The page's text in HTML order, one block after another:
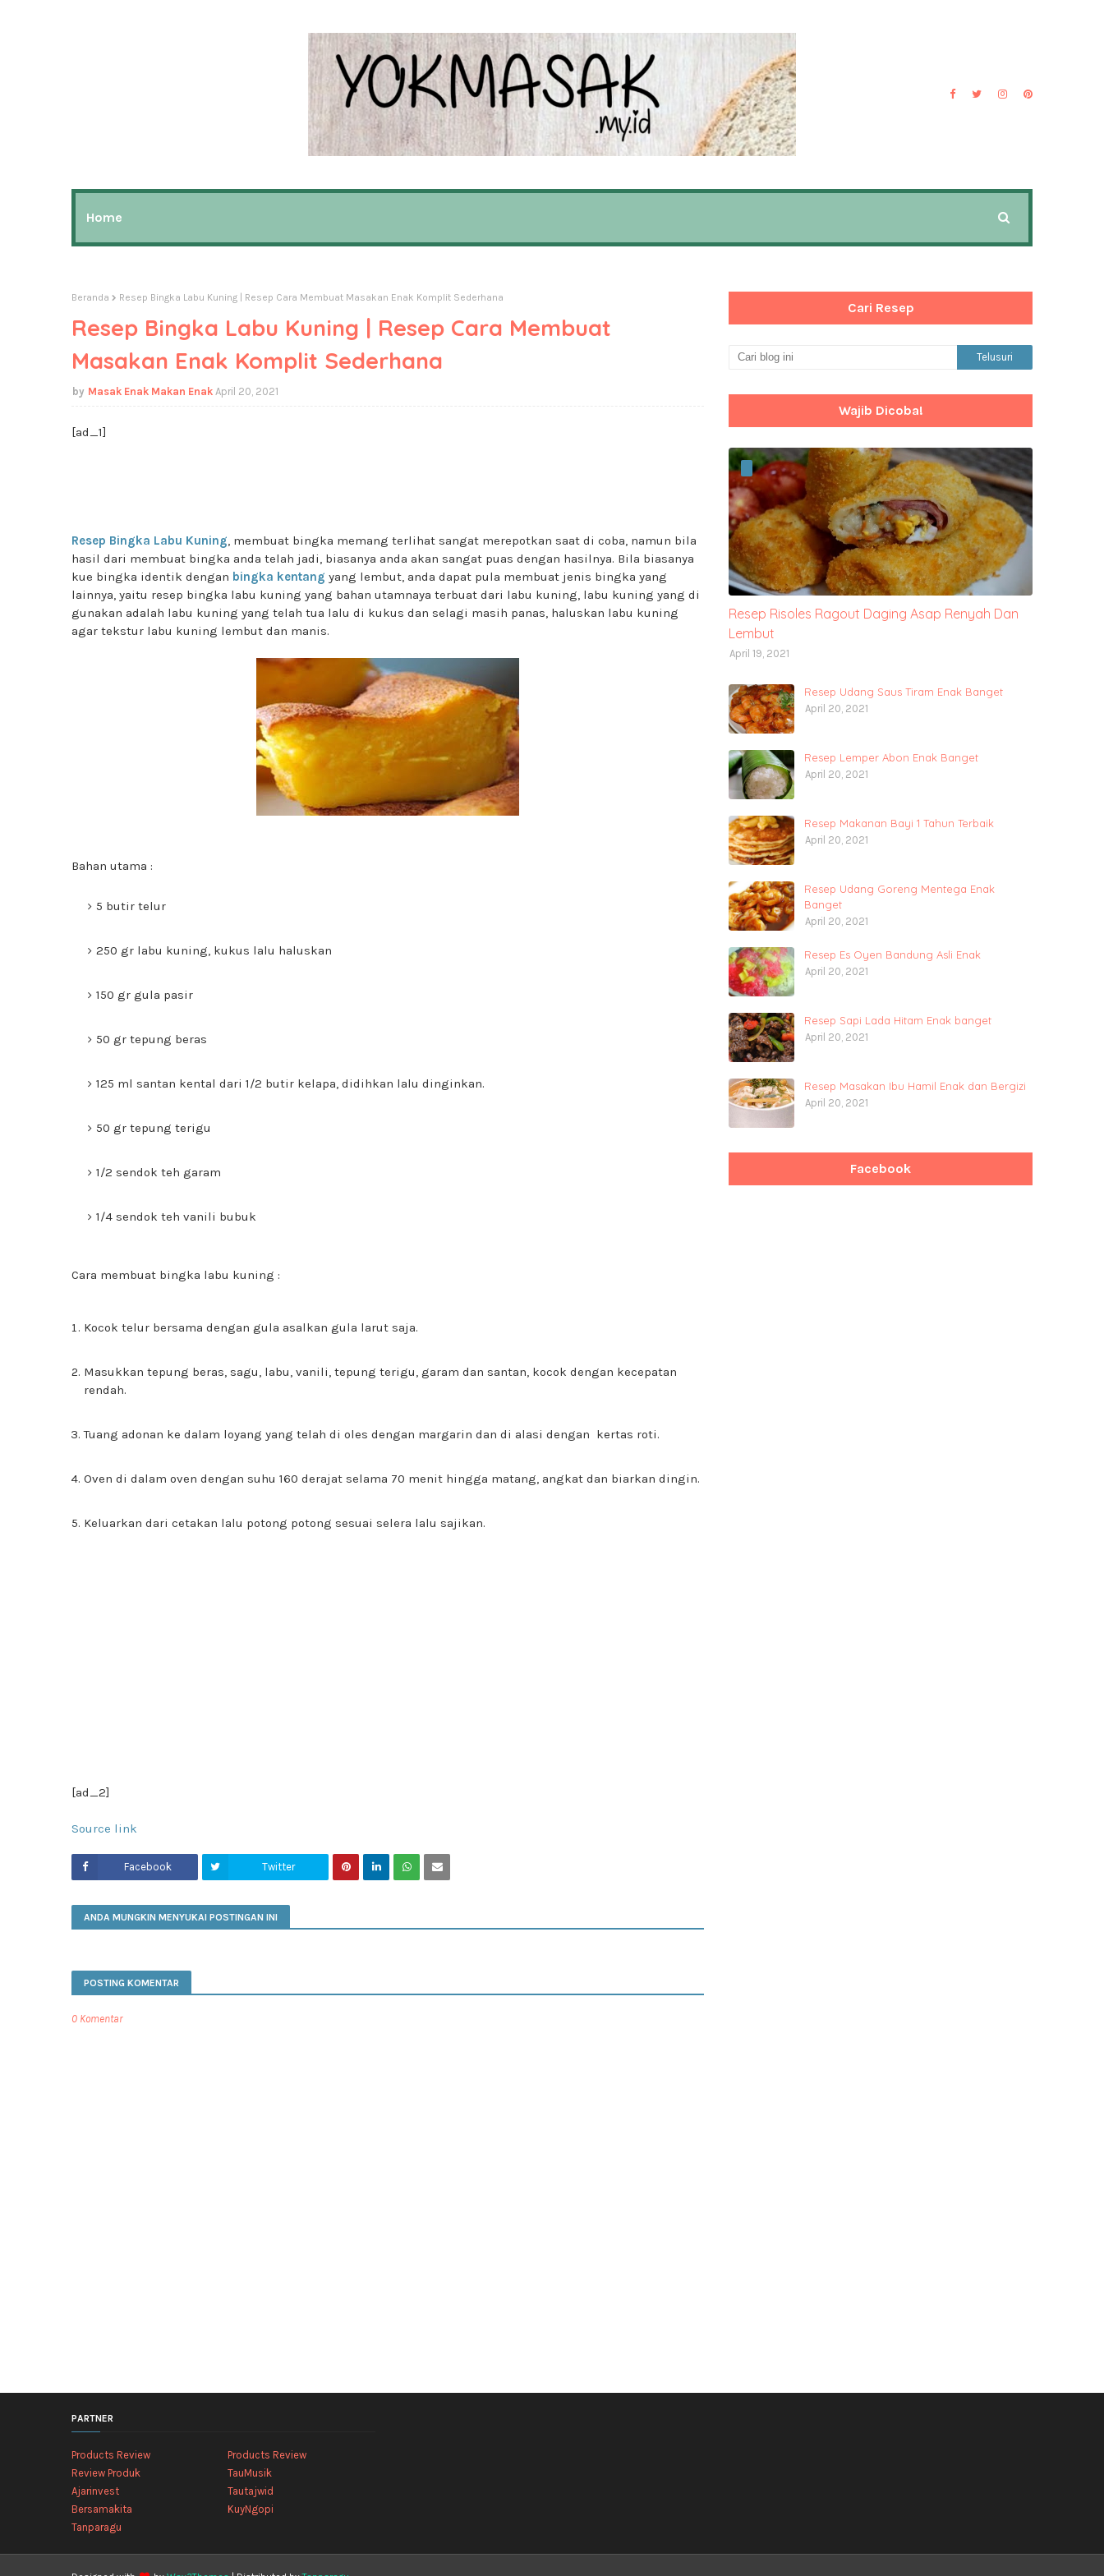
Home
Beranda Resep Bingka Labu Kuning | Resep Cara Membuat Masakan Enak Komplit Sederhana
Resep Bingka Labu Kuning | Resep Cara Membuat
Masakan Enak Komplit Sederhana
Masak Enak Makan Enak April 20, 2021
[ad_1]
Resep Bingka Labu Kuning, membuat bingka memang terlihat sangat merepotkan saat di coba, namun bila
hasil dari membuat bingka anda telah jadi, biasanya anda akan sangat puas dengan hasilnya. Bila biasanya
kue bingka identik dengan bingka kentang yang lembut, anda dapat pula membuat jenis bingka yang
lainnya, yaitu resep bingka labu kuning yang bahan utamnaya terbuat dari labu kuning, labu kuning yang di
gunakan adalah labu kuning yang telah tua lalu di kukus dan selagi masih panas, haluskan labu kuning
agar tekstur labu kuning lembut dan manis.
Bahan utama :
5 butir telur
250 gr labu kuning, kukus lalu haluskan
150 gr gula pasir
50 gr tepung beras
125 ml santan kental dari 1/2 butir kelapa, didihkan lalu dinginkan.
50 gr tepung terigu
1/2 sendok teh garam
1/4 sendok teh vanili bubuk
Cara membuat bingka labu kuning :
Kocok telur bersama dengan gula asalkan gula larut saja.
Masukkan tepung beras, sagu, labu, vanili, tepung terigu, garam dan santan, kocok dengan kecepatan
rendah.
Tuang adonan ke dalam loyang yang telah di oles dengan margarin dan di alasi dengan kertas roti.
Oven di dalam oven dengan suhu 160 derajat selama 70 menit hingga matang, angkat dan biarkan dingin.
Keluarkan dari cetakan lalu potong potong sesuai selera lalu sajikan.
[ad_2]
Source link
Facebook Twitter
ANDA MUNGKIN MENYUKAI POSTINGAN INI
POSTING KOMENTAR
0 Komentar
Cari Resep
Wajib Dicoba!
Resep Risoles Ragout Daging Asap Renyah Dan
Lembut
April 19, 2021
Resep Udang Saus Tiram Enak Banget
April 20, 2021
Resep Lemper Abon Enak Banget
April 20, 2021
Resep Makanan Bayi 1 Tahun Terbaik
April 20, 2021
Resep Udang Goreng Mentega Enak
Banget
April 20, 2021
Resep Es Oyen Bandung Asli Enak
April 20, 2021
Resep Sapi Lada Hitam Enak banget
April 20, 2021
Resep Masakan Ibu Hamil Enak dan Bergizi
April 20, 2021
Facebook
PARTNER
Products Review
Products Review
Review Produk
TauMusik
Ajarinvest
Tautajwid
Bersamakita
KuyNgopi
Tanparagu